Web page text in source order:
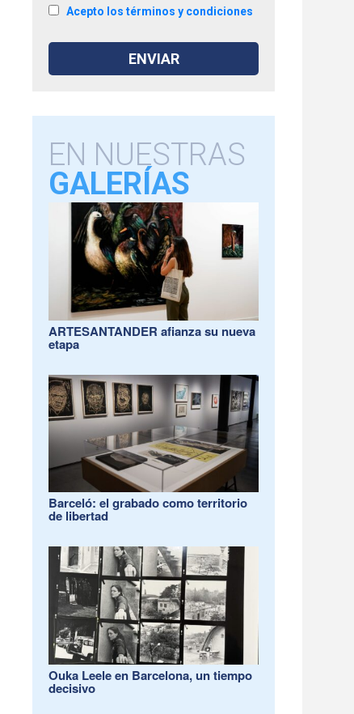
Acepto los términos y condiciones
EN NUESTRAS
GALERÍAS
ARTESANTANDER afianza su nueva
etapa
Barceló: el grabado como territorio
de libertad
Ouka Leele en Barcelona, un tiempo
decisivo